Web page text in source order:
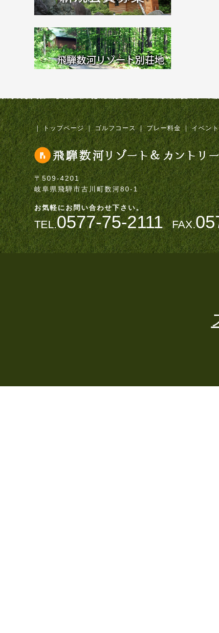
｜ トップページ ｜ ゴルフコース ｜ プレー料金 ｜ イベン
〒509-4201
岐阜県飛騨市古川町数河80-1
お気軽にお問い合わせ下さい。
TEL.0577-75-2111 FAX.